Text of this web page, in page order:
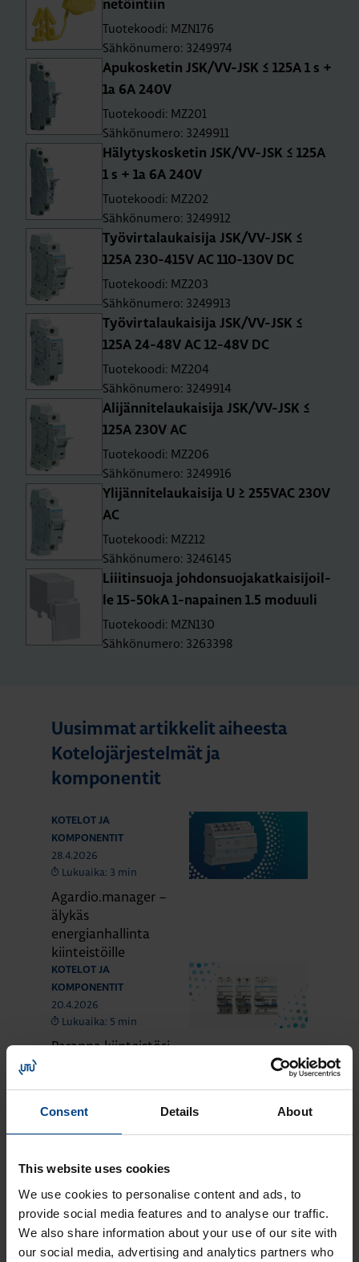
Consent Details About
This website uses cookies
We use cookies to personalise content and ads, to
provide social media features and to analyse our traffic.
We also share information about your use of our site with
our social media, advertising and analytics partners who
ne­töin­tiin
Tuotekoodi: MZN176
Sähkönumero: 3249974
Apu­kos­ke­tin JSK/VV-JSK ≤ 125A 1 s +
1a 6A 240V
Tuotekoodi: MZ201
Sähkönumero: 3249911
Hä­ly­tys­kos­ke­tin JSK/VV-JSK ≤ 125A
1 s + 1a 6A 240V
Tuotekoodi: MZ202
Sähkönumero: 3249912
Työ­vir­ta­lau­kai­si­ja JSK/VV-JSK ≤
125A 230-415V AC 110-130V DC
Tuotekoodi: MZ203
Sähkönumero: 3249913
Työ­vir­ta­lau­kai­si­ja JSK/VV-JSK ≤
125A 24-48V AC 12-48V DC
Tuotekoodi: MZ204
Sähkönumero: 3249914
Ali­jän­ni­te­lau­kai­si­ja JSK/VV-JSK ≤
125A 230V AC
Tuotekoodi: MZ206
Sähkönumero: 3249916
Yli­jän­ni­te­lau­kai­si­ja U ≥ 255­VAC 230V
AC
Tuotekoodi: MZ212
Sähkönumero: 3246145
Liii­tin­suo­ja joh­don­suo­ja­kat­kai­si­joil­
le 15-50­kA 1-na­pai­nen 1.5 mo­duu­li
Tuotekoodi: MZN130
Sähkönumero: 3263398
Uusimmat artikkelit aiheesta
Kotelojärjestelmät ja
komponentit
KOTELOT JA
KOMPONENTIT
28.4.2026
Lukuaika: 3 min
Agardio.manager –
älykäs
energianhallinta
kiinteistöille
KOTELOT JA
KOMPONENTIT
20.4.2026
Lukuaika: 5 min
Paranna kiinteistösi
KOTELOT JA
KOMPONENTIT
Lukuaika: 3 min
UUTUUS:
Joustavampaa
sähkönjakelua
quadro evolla